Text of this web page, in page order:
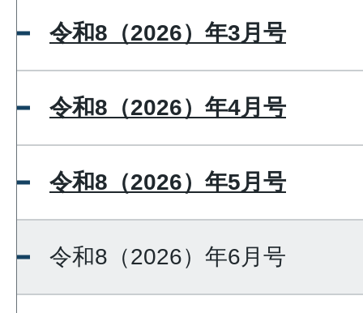
令和8（2026）年3月号
令和8（2026）年4月号
令和8（2026）年5月号
令和8（2026）年6月号